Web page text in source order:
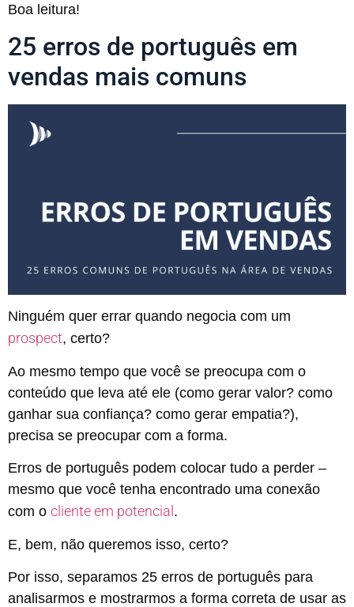
Boa leitura!
25 erros de português em
vendas mais comuns
Ninguém quer errar quando negocia com um
prospect, certo?
Ao mesmo tempo que você se preocupa com o
conteúdo que leva até ele (como gerar valor? como
ganhar sua confiança? como gerar empatia?),
precisa se preocupar com a forma.
Erros de português podem colocar tudo a perder –
mesmo que você tenha encontrado uma conexão
com o cliente em potencial .
E, bem, não queremos isso, certo?
Por isso, separamos 25 erros de português para
analisarmos e mostrarmos a forma correta de usar as